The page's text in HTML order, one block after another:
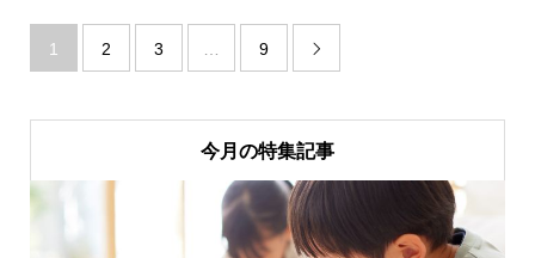
1 2 3 9 
今月の特集記事